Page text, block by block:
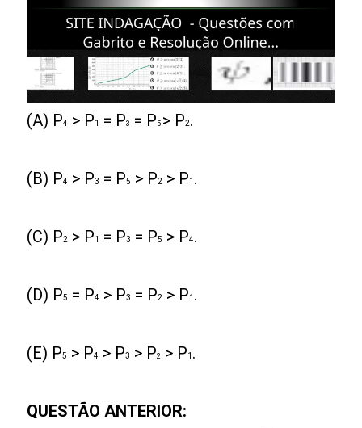
(A) P4 > P1 = P3 = P 5 > P2.
(B) P4 > P3 = P5 > P2 > P1 .
(C) P2 > P1 = P3 = P5 > P4.
(D) P5 = P4 > P3 = P2 > P1 .
(E) P5 > P4 > P3 > P2 > P1 .
QUESTÃO ANTERIOR: